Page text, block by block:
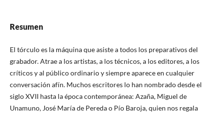
Resumen
El tórculo es la máquina que asiste a todos los preparativos del
grabador. Atrae a los artistas, a los técnicos, a los editores, a los
críticos y al público ordinario y siempre aparece en cualquier
conversación afín. Muchos escritores lo han nombrado desde el
siglo XVII hasta la época contemporánea: Azaña, Miguel de
Unamuno, José María de Pereda o Pío Baroja, quien nos regala